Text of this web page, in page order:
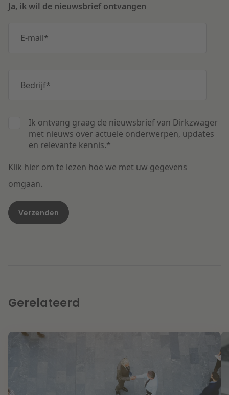
Ja, ik wil de nieuwsbrief ontvangen
E-mail*
Bedrijf*
Ik ontvang graag de nieuwsbrief van Dirkzwager
met nieuws over actuele onderwerpen, updates
en relevante kennis.*
Klik hier om te lezen hoe we met uw gegevens
omgaan.
Gerelateerd